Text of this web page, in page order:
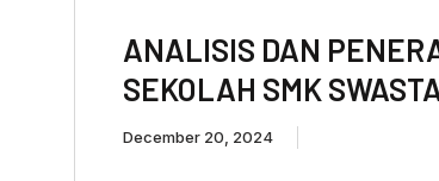
ANALISIS DAN
SEKOLAH SMK
December 20, 2024